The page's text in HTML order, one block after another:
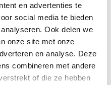
en advertenties te
social media te bieden
Ook delen we
onze site met onze
en analyse. Deze
combineren met andere
of die ze hebben
met Aprilia Bikes